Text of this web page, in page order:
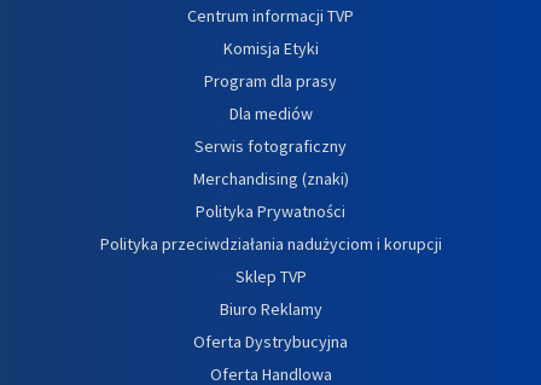
Centrum informacji TVP
Komisja Etyki
Program dla prasy
Dla mediów
Serwis fotograficzny
Merchandising (znaki)
Polityka Prywatności
Polityka przeciwdziałania nadużyciom i korupcji
Sklep TVP
Biuro Reklamy
Oferta Dystrybucyjna
Oferta Handlowa